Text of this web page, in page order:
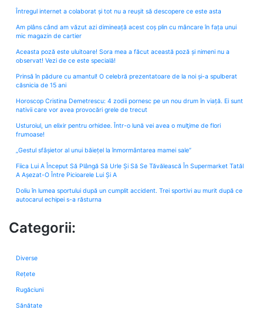
Întregul internet a colaborat și tot nu a reușit să descopere ce este asta
Am plâns când am văzut azi dimineață acest coș plin cu mâncare în fața unui
mic magazin de cartier
Aceasta poză este uluitoare! Sora mea a făcut această poză și nimeni nu a
observat! Vezi de ce este specială!
Prinsă în pădure cu amantul! O celebră prezentatoare de la noi și-a spulberat
căsnicia de 15 ani
Horoscop Cristina Demetrescu: 4 zodii pornesc pe un nou drum în viață. Ei sunt
nativii care vor avea provocări grele de trecut
Usturoiul, un elixir pentru orhidee. Într-o lună vei avea o mulţime de flori
frumoase!
„Gestul sfâșietor al unui băiețel la înmormântarea mamei sale”
Fiica Lui A Început Să Plângă Să Urle Și Să Se Tăvălească În Supermarket Tatăl
A Așezat-O Între Picioarele Lui Și A
Doliu în lumea sportului după un cumplit accident. Trei sportivi au murit după ce
autocarul echipei s-a răsturna
Categorii:
Diverse
Rețete
Rugăciuni
Sănătate